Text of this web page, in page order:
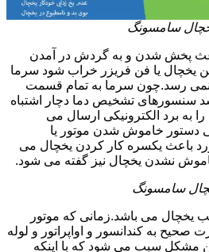
سامسونگ
پخش شدن و به گردش در آمدن
یخچال یا فن فریزر خراب شود سرما
رسد.چون سرما به تمام قسمت
سنسورهای تشخیص دما دچار اشتباه
به برد الکترونیکی ارسال می
دستور خاموش شدن موتور یا
باعث یکسره کار کردن یخچال می
نشدن یخچال نیز گفته می شود.
سامسونگ
یخچال می باشد.زمانی که موتور
صحیح به کندانسور و اواپراتور و لوله
مشکل سبب می شود که با اینکه